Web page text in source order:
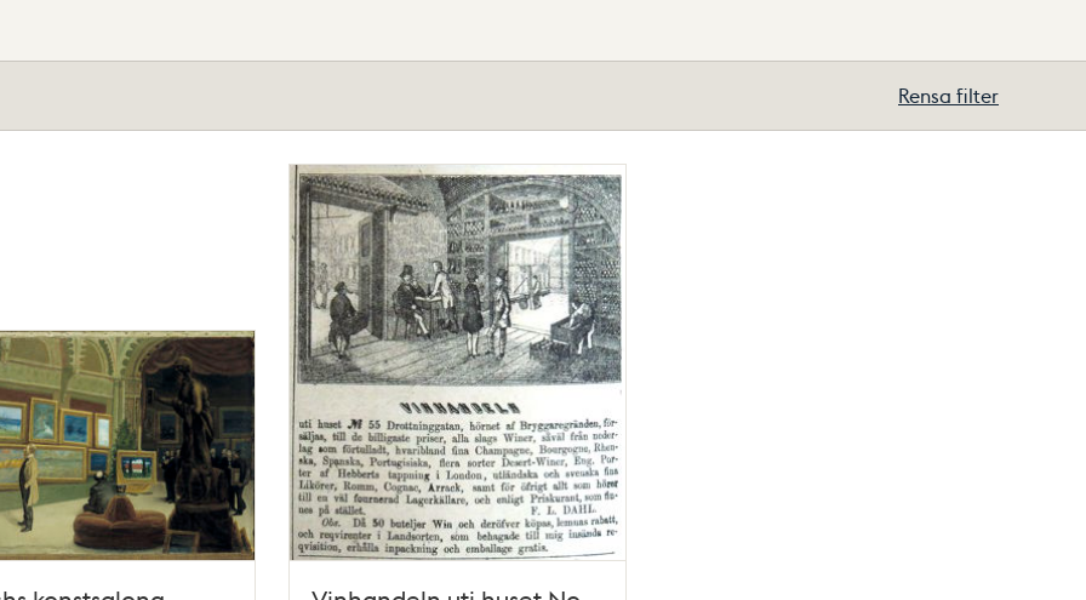
Rensa filter